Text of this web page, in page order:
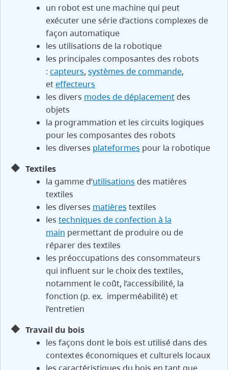
un robot est une machine qui peut
exécuter une série d’actions complexes de
façon automatique
les utilisations de la robotique
les principales composantes des robots
: capteurs, systèmes de commande,
eteffecteurs
les divers modes de déplacement des
objets
la programmation et les circuits logiques
pour les composantes des robots
les diverses plateformes pour la robotique
Textiles
la gamme d’utilisations des matières
textiles
les diverses matières textiles
les techniques de confection à la
main permettant de produire ou de
réparer des textiles
les préoccupations des consommateurs
qui influent sur le choix des textiles,
notamment le coût, l’accessibilité, la
fonction (p. ex. imperméabilité) et
l’entretien
Travail du bois
les façons dont le bois est utilisé dans des
contextes économiques et culturels locaux